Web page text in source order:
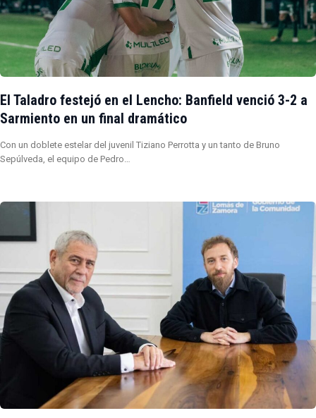
El Taladro festejó en el Lencho: Banfield venció 3-2 a
Sarmiento en un final dramático
Con un doblete estelar del juvenil Tiziano Perrotta y un tanto de Bruno
Sepúlveda, el equipo de Pedro…